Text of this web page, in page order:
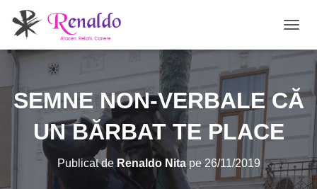
O
T
Ă
N
G
A
SEMNE NON-VERBALE CĂ
UN BĂRBAT TE PLACE
Publicat de Renaldo Nitape 26/11/2019